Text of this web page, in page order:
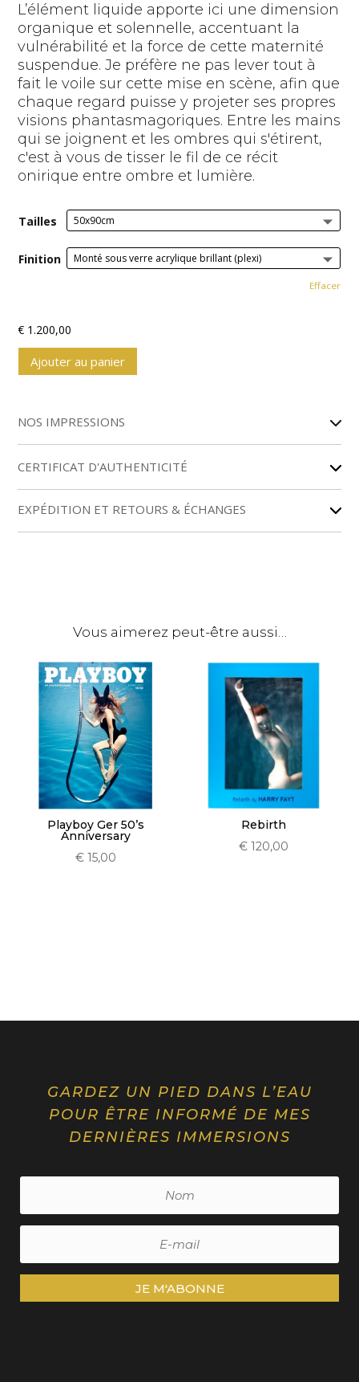
L’élément liquide apporte ici une dimension
organique et solennelle, accentuant la
vulnérabilité et la force de cette maternité
suspendue. Je préfère ne pas lever tout à
fait le voile sur cette mise en scène, afin que
chaque regard puisse y projeter ses propres
visions phantasmagoriques. Entre les mains
qui se joignent et les ombres qui s'étirent,
c'est à vous de tisser le fil de ce récit
onirique entre ombre et lumière.
Tailles
Finition
Effacer
€ 1.200,00
Ajouter au panier
t
e
t
i
NOS IMPRESSIONS
CERTIFICAT D'AUTHENTICITÉ
EXPÉDITION ET RETOURS & ÉCHANGES
Vous aimerez peut-être aussi…
Playboy Ger 50’s
Anniversary
€15,00
Rebirth
€120,00
GARDEZ UN PIED DANS L’EAU
POUR ÊTRE INFORMÉ DE MES
DERNIÈRES IMMERSIONS
JE M'ABONNE